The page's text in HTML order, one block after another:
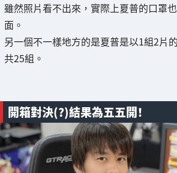
雖然照片看不出來，實際上夏普的口罩
面。
另一個不一樣地方的是夏普是以1組2片
共25組。
開箱對決(?)結果為五五開！